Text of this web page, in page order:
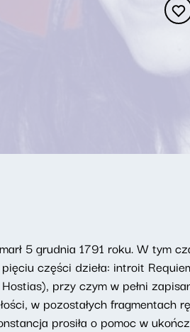
5 grudnia 1791 roku. W tym
części dzieła: introit
przy czym w pełni
w pozostałych
prosiła o pomoc w